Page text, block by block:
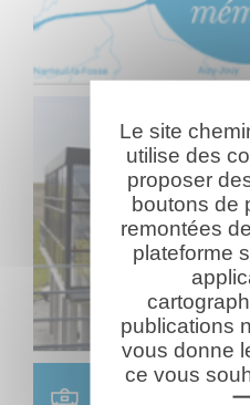
Scolaire
Le site
utilise des
proposer
boutons de
remontées
plateforme
publications
vous donne
ce vous